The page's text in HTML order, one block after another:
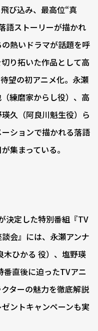
び込み、最高位“真
語ストーリーが描かれ
熱いドラマが話題を呼
り拓いた作品として高
望の初アニメ化。永瀬
練磨家からし役）、高
久（阿良川魁生役）ら
ションで描かれる落語
集まっている。
決定した特別番組『TV
会』には、永瀬アンナ
木ひかる 役）、塩野瑛
直後に迫ったTVアニ
ターの魅力を徹底解説
ントキャンペーンも実